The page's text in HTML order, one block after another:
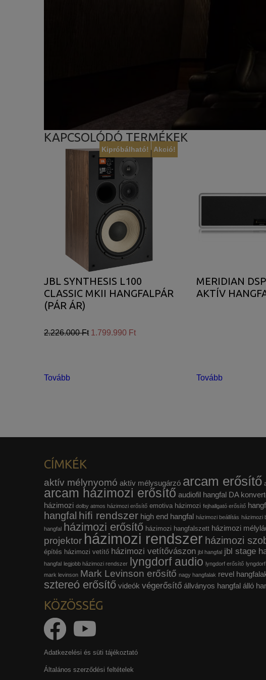
KAPCSOLÓDÓ TERMÉKEK
Akció!
Kipróbálható!
JBL SYNTHESIS L100
CLASSIC MKII HANGFALPÁR
(PÁR ÁR)
2.226.000 Ft 1.799.990 Ft
Tovább
MERIDIAN
AKTÍV
Tovább
CÍMKÉK
aktív mélynyomó aktív mélysugárzó arcam erősítő
arcam házimozi erősítő audiofil hangfal DA
házimozi dolby atmos házimozi erősítő emotiva házimozi fejhallgató erősítő
hangfal hifi rendszer high end hangfal házimozi beállítás házimozi
hangfal
házimozi erősítő házimozi hangfalszett házimozi
projektor házimozi rendszer házimozi
építés házimozi vetítő házimozi vetítővászon jbl hangfal jbl stage
hangfal
legjobb házimozi rendszer lyngdorf audio lyngdorf erősítő
mark levinson Mark Levinson erősítő nagy hangfalak revel
sztereó erősítő videók végerősítő állványos hangfal álló
KÖZÖSSÉG
Adatkezelési és süti tájékoztató
Általános szerződési feltételek